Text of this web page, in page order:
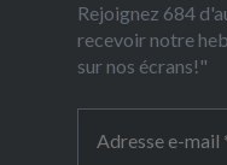
Rejoignez 684
recevoir notre
sur nos écrans!"